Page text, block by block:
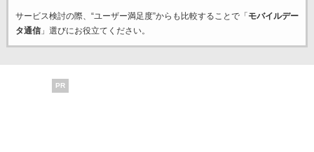
サービス検討の際、“ユーザー満足度”からも比較することで「 モバイルデー
タ通信」選びにお役立てください。
PR